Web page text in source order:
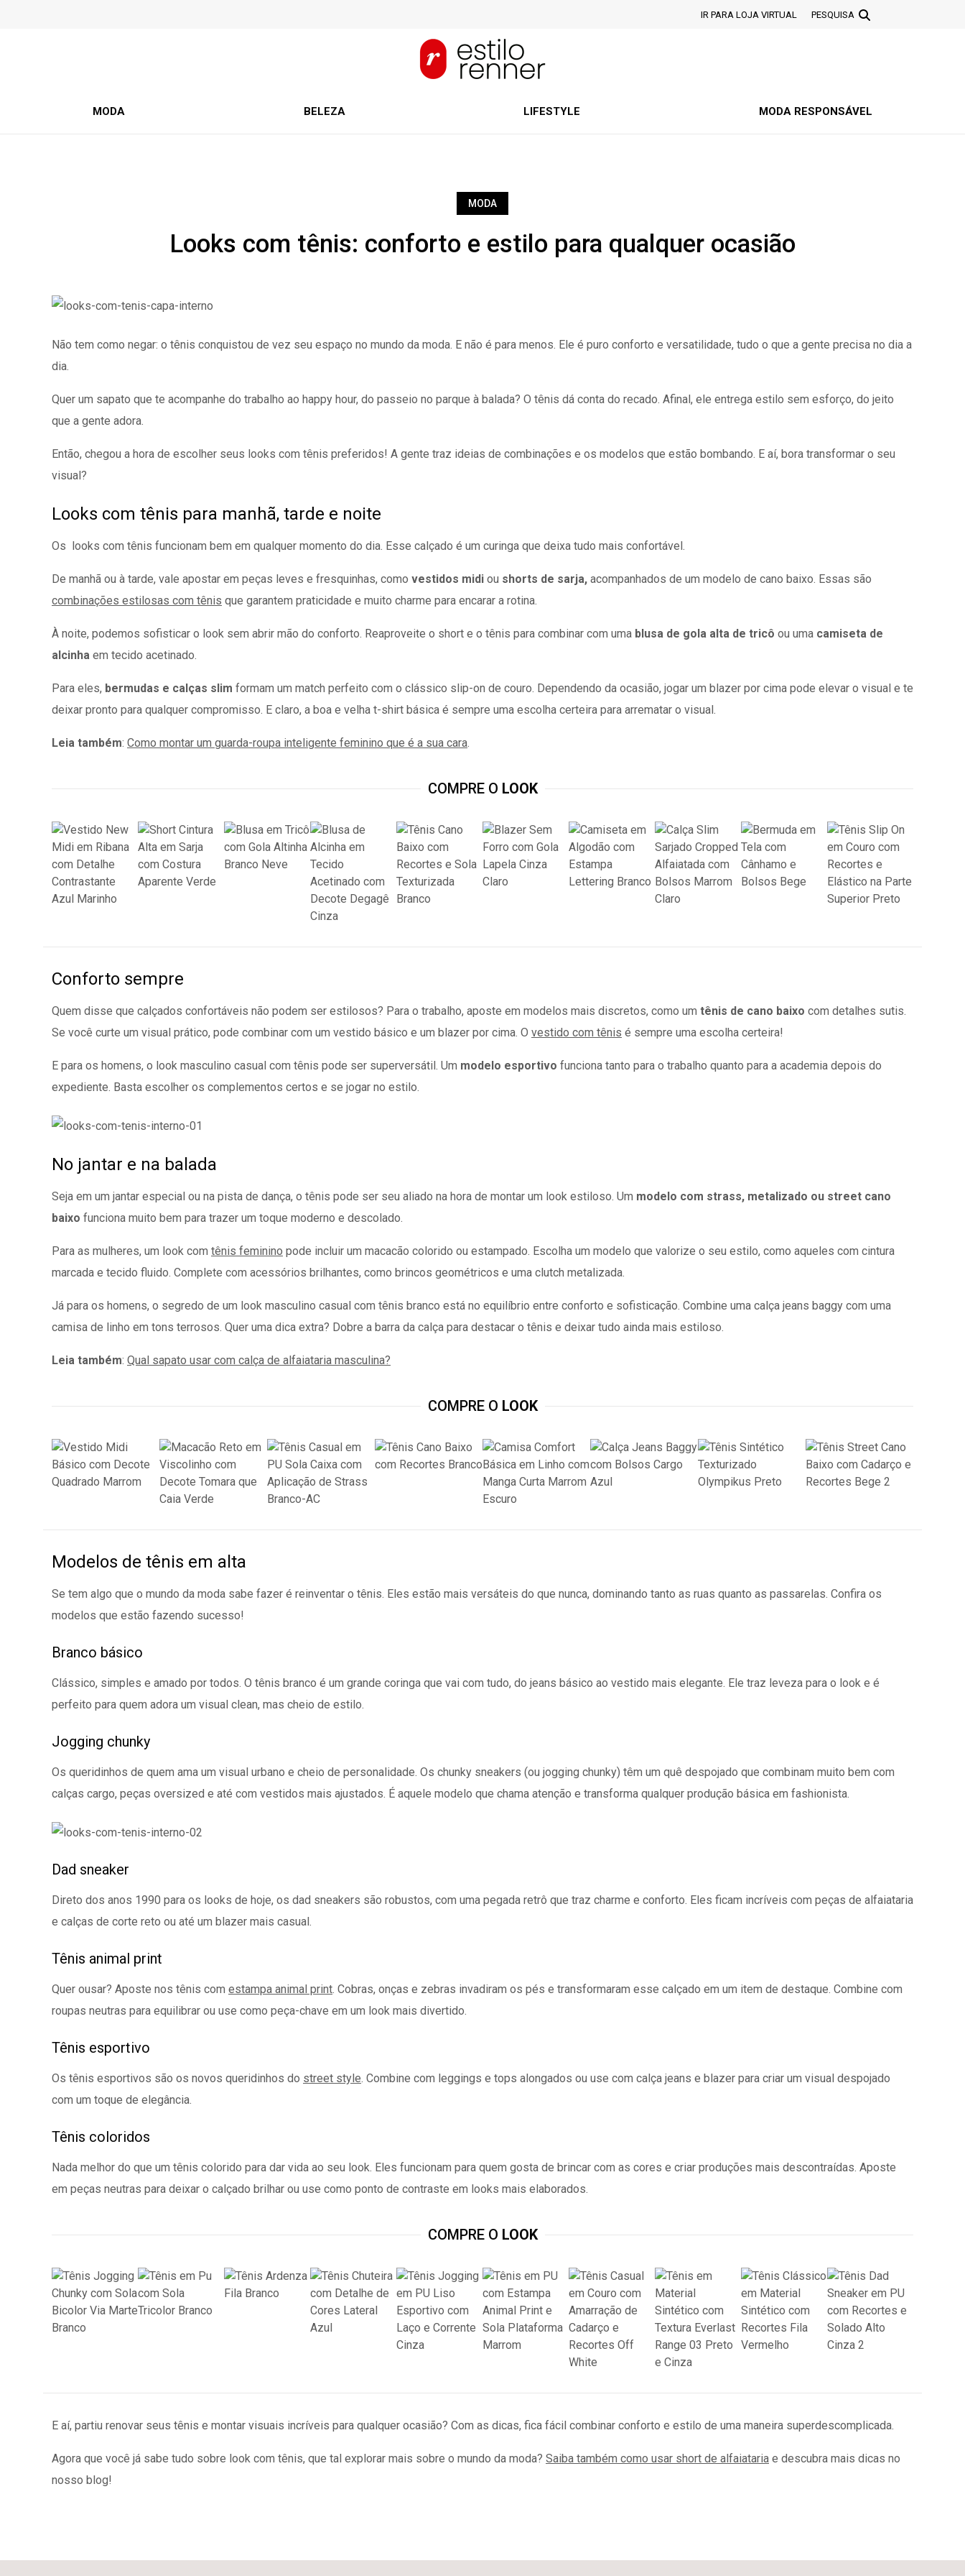
IR PARA LOJA VIRTUAL PESQUISA
MODA BELEZA LIFESTYLE MODA RESPONSÁVEL
MODA
Looks com tênis: conforto e estilo para qualquer ocasião
Não tem como negar: o tênis conquistou de vez seu espaço no mundo da moda. E não é para menos. Ele é puro conforto e versatilidade, tudo o que a gente precisa no dia a
dia.
Quer um sapato que te acompanhe do trabalho ao happy hour, do passeio no parque à balada? O tênis dá conta do recado. Afinal, ele entrega estilo sem esforço, do jeito
que a gente adora.
Então, chegou a hora de escolher seus looks com tênis preferidos! A gente traz ideias de combinações e os modelos que estão bombando. E aí, bora transformar o seu
visual?
Looks com tênis para manhã, tarde e noite
Os looks com tênis funcionam bem em qualquer momento do dia. Esse calçado é um curinga que deixa tudo mais confortável.
De manhã ou à tarde, vale apostar em peças leves e fresquinhas, como vestidos midi ou shorts de sarja, acompanhados de um modelo de cano baixo. Essas são
combinações estilosas com tênis que garantem praticidade e muito charme para encarar a rotina.
À noite, podemos sofisticar o look sem abrir mão do conforto. Reaproveite o short e o tênis para combinar com uma blusa de gola alta de tricô ou uma camiseta de
alcinha em tecido acetinado.
Para eles, bermudas e calças slim formam um match perfeito com o clássico slip-on de couro. Dependendo da ocasião, jogar um blazer por cima pode elevar o visual e te
deixar pronto para qualquer compromisso. E claro, a boa e velha t-shirt básica é sempre uma escolha certeira para arrematar o visual.
Leia também: Como montar um guarda-roupa inteligente feminino que é a sua cara.
COMPRE O LOOK
Conforto sempre
Quem disse que calçados confortáveis não podem ser estilosos? Para o trabalho, aposte em modelos mais discretos, como um tênis de cano baixo com detalhes sutis.
Se você curte um visual prático, pode combinar com um vestido básico e um blazer por cima. O vestido com tênis é sempre uma escolha certeira!
E para os homens, o look masculino casual com tênis pode ser superversátil. Um modelo esportivo funciona tanto para o trabalho quanto para a academia depois do
expediente. Basta escolher os complementos certos e se jogar no estilo.
No jantar e na balada
Seja em um jantar especial ou na pista de dança, o tênis pode ser seu aliado na hora de montar um look estiloso. Um modelo com strass, metalizado ou street cano
baixo funciona muito bem para trazer um toque moderno e descolado.
Para as mulheres, um look com tênis feminino pode incluir um macacão colorido ou estampado. Escolha um modelo que valorize o seu estilo, como aqueles com cintura
marcada e tecido fluido. Complete com acessórios brilhantes, como brincos geométricos e uma clutch metalizada.
Já para os homens, o segredo de um look masculino casual com tênis branco está no equilíbrio entre conforto e sofisticação. Combine uma calça jeans baggy com uma
camisa de linho em tons terrosos. Quer uma dica extra? Dobre a barra da calça para destacar o tênis e deixar tudo ainda mais estiloso.
Leia também: Qual sapato usar com calça de alfaiataria masculina?
COMPRE O LOOK
Modelos de tênis em alta
Se tem algo que o mundo da moda sabe fazer é reinventar o tênis. Eles estão mais versáteis do que nunca, dominando tanto as ruas quanto as passarelas. Confira os
modelos que estão fazendo sucesso!
Branco básico
Clássico, simples e amado por todos. O tênis branco é um grande coringa que vai com tudo, do jeans básico ao vestido mais elegante. Ele traz leveza para o look e é
perfeito para quem adora um visual clean, mas cheio de estilo.
Jogging chunky
Os queridinhos de quem ama um visual urbano e cheio de personalidade. Os chunky sneakers (ou jogging chunky) têm um quê despojado que combinam muito bem com
calças cargo, peças oversized e até com vestidos mais ajustados. É aquele modelo que chama atenção e transforma qualquer produção básica em fashionista.
Dad sneaker
Direto dos anos 1990 para os looks de hoje, os dad sneakers são robustos, com uma pegada retrô que traz charme e conforto. Eles ficam incríveis com peças de alfaiataria
e calças de corte reto ou até um blazer mais casual.
Tênis animal print
Quer ousar? Aposte nos tênis com estampa animal print. Cobras, onças e zebras invadiram os pés e transformaram esse calçado em um item de destaque. Combine com
roupas neutras para equilibrar ou use como peça-chave em um look mais divertido.
Tênis esportivo
Os tênis esportivos são os novos queridinhos do street style. Combine com leggings e tops alongados ou use com calça jeans e blazer para criar um visual despojado
com um toque de elegância.
Tênis coloridos
Nada melhor do que um tênis colorido para dar vida ao seu look. Eles funcionam para quem gosta de brincar com as cores e criar produções mais descontraídas. Aposte
em peças neutras para deixar o calçado brilhar ou use como ponto de contraste em looks mais elaborados.
COMPRE O LOOK
E aí, partiu renovar seus tênis e montar visuais incríveis para qualquer ocasião? Com as dicas, fica fácil combinar conforto e estilo de uma maneira superdescomplicada.
Agora que você já sabe tudo sobre look com tênis, que tal explorar mais sobre o mundo da moda? Saiba também como usar short de alfaiataria e descubra mais dicas no
nosso blog!